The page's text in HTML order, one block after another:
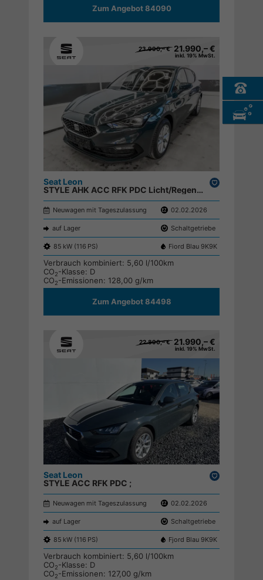
Zum Angebot 84090
23.990,– € 21.990,– €
inkl. 19% MwSt.
Seat Leon
STYLE AHK ACC RFK PDC Licht/Regensensor ;
Neuwagen mit Tageszulassung 02.02.2026
auf Lager Schaltgetriebe
85 kW (116 PS) Fiord Blau 9K9K
Verbrauch kombiniert: 5,60 l/100km
CO2-Klasse: D
CO2-Emissionen: 128,00 g/km
Zum Angebot 84498
22.890,– € 21.990,– €
inkl. 19% MwSt.
Seat Leon
STYLE ACC RFK PDC ;
Neuwagen mit Tageszulassung 02.02.2026
auf Lager Schaltgetriebe
85 kW (116 PS) Fjord Blau 9K9K
Verbrauch kombiniert: 5,60 l/100km
CO2-Klasse: D
CO2-Emissionen: 127,00 g/km